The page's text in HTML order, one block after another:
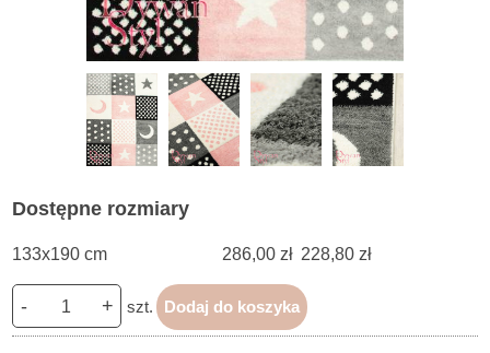
Dostępne rozmiary
133x190 cm 286,00 zł 228,80 zł
- + szt. Dodaj do koszyka